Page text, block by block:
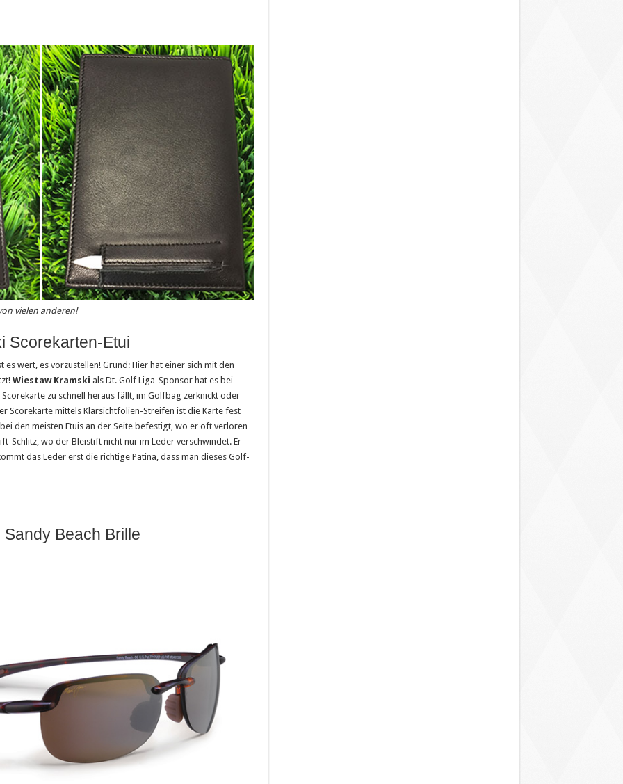
vielen anderen!
Scorekarten-Etui
wert, es vorzustellen! Grund: Hier hat einer sich mit den
Wiestaw Kramski als Dt. Golf Liga-Sponsor hat es bei
zu schnell heraus fällt, im Golfbag zerknickt oder
Scorekarte mittels Klarsichtfolien-Streifen ist die Karte fest
den meisten Etuis an der Seite befestigt, wo er oft verloren
Schlitz, wo der Bleistift nicht nur im Leder verschwindet. Er
das Leder erst die richtige Patina, dass man dieses Golf-
Sandy Beach Brille